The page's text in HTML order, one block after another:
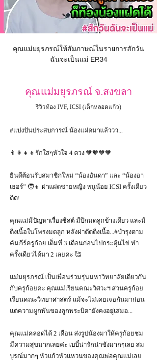
คุณแม่มยุรภรณ์ให้สัมภาษณ์ในรายการสักวัน
ฉันจะเป็นแม่ EP.34
คุณแม่มยุรภรณ์ จ.สงขลา
รีวิวท้อง IVF, ICSI (เด็กหลอดแก้ว)
#แบ่งปันประสบการณ์ น้องแฝดมาแล้ววว...
👨‍👩‍👧‍👦รักใสๆหัวใจ 4 ดวง 🧡🧡🧡🧡
ยินดีต้อนรับสมาชิกใหม่ “น้องอันดา” และ “น้องอา
เธอร์” 🧒👦 ฝาแฝดชายหญิง หนูน้อย ICSI ครั้งเดียว
ติด!
คุณแม่มีปัญหาเรื่องซีสต์ มีปีกมดลูกข้างเดียว และมี
ติ่งเนื้อในโพรงมดลูก หลังผ่าตัดติ่งเนื้อ...#บำรุงตาม
คัมภีร์ครูก้อย เต็มที่ 3 เดือนก่อนไปกระตุ้นไข่ ทำ
ครั้งเดียวได้มา 2 เลยค่ะ 🥰
แม่มยุรภรณ์ เป็นเพื่อนร่วมรุ่นมหาวิทยาลัยเดียวกัน
กับครูก้อยค่ะ คุณแม่เรียนคณะวิศวะฯ ส่วนครูก้อย
เรียนคณะวิทยาศาสตร์ แม้จะไม่เคยเจอกันมาก่อน
แต่ความผูกพันของลูกพระบิดายังคงอยู่เสมอ...
คุณแม่คลอดได้ 2 เดือน ส่งรูปน้องมาให้ครูก้อยชม
มีความสุขมากเลยค่ะ เบบี๋น่ารักน่าชังมากๆเลย สม
บูรณ์มากๆ หัวแก้วหัวแหวนของคุณพ่อคุณแม่เลย